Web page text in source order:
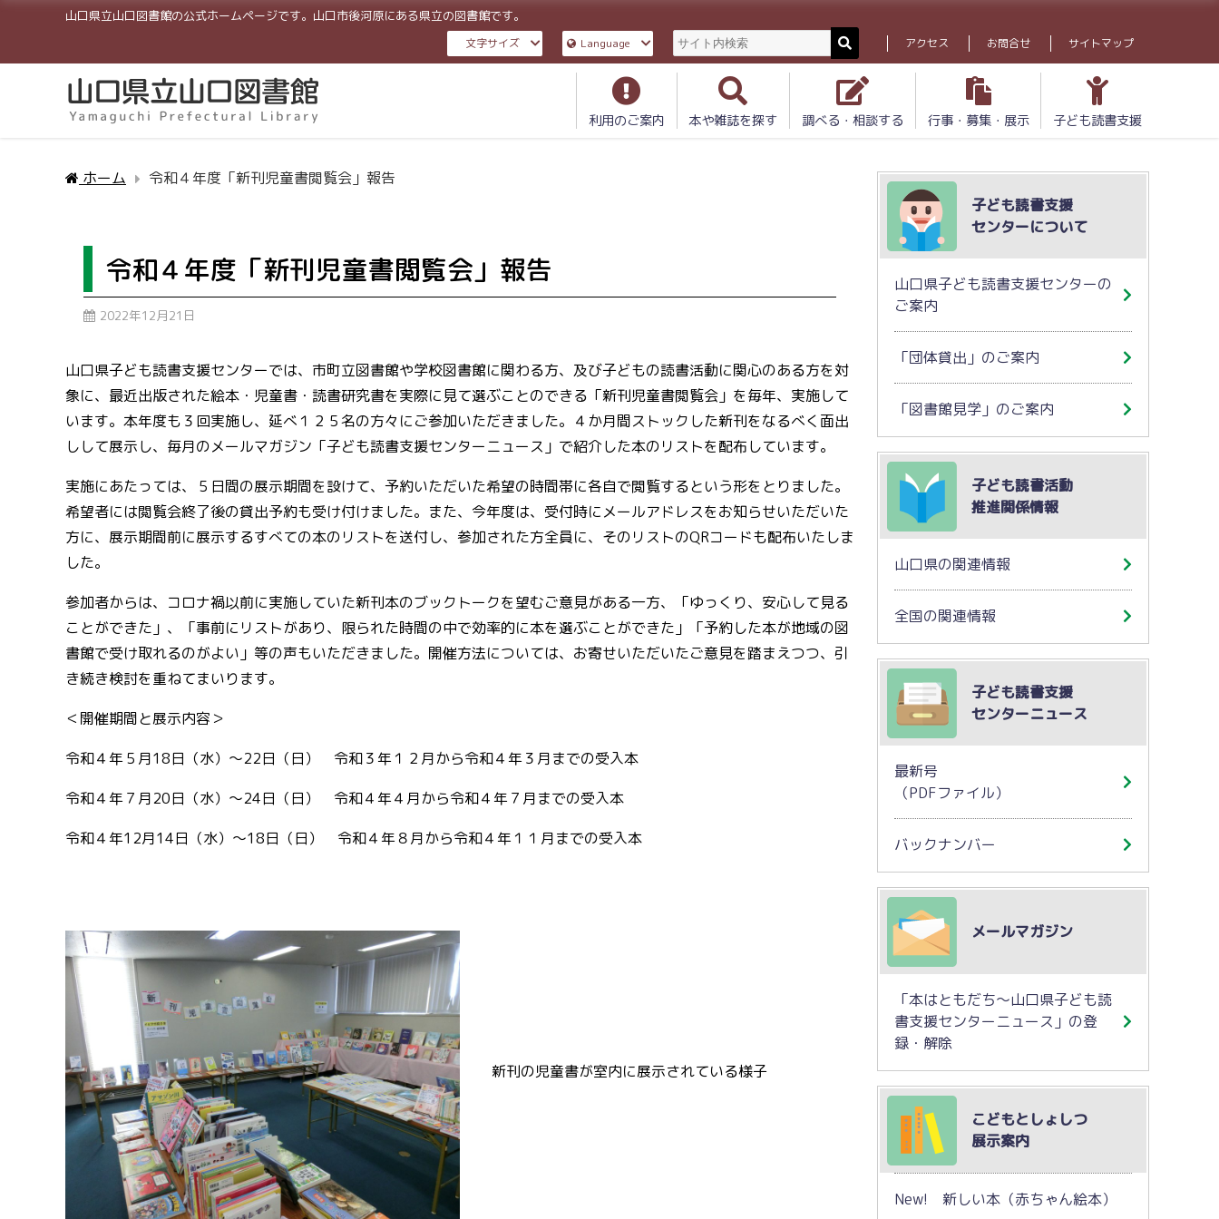
山口県立山口図書館の公式ホームページです。山口市後河原にある県立の図書館です。
文字サイズ Language アクセス お問合せ サイトマップ
利用のご案内 本や雑誌を探す 調べる・相談する 行事・募集・展示 子ども読書支援
ホーム 令和４年度「新刊児童書閲覧会」報告
令和４年度「新刊児童書閲覧会」報告
2022年12月21日
山口県子ども読書支援センターでは、市町立図書館や学校図書館に関わる方、及び子どもの読書活動に関心のある方を対
象に、最近出版された絵本・児童書・読書研究書を実際に見て選ぶことのできる「新刊児童書閲覧会」を毎年、実施して
います。本年度も３回実施し、延べ１２５名の方々にご参加いただきました。４か月間ストックした新刊をなるべく面出
しして展示し、毎月のメールマガジン「子ども読書支援センターニュース」で紹介した本のリストを配布しています。
実施にあたっては、５日間の展示期間を設けて、予約いただいた希望の時間帯に各自で閲覧するという形をとりました。
希望者には閲覧会終了後の貸出予約も受け付けました。また、今年度は、受付時にメールアドレスをお知らせいただいた
方に、展示期間前に展示するすべての本のリストを送付し、参加された方全員に、そのリストのQRコードも配布いたしま
した。
参加者からは、コロナ禍以前に実施していた新刊本のブックトークを望むご意見がある一方、「ゆっくり、安心して見る
ことができた」、「事前にリストがあり、限られた時間の中で効率的に本を選ぶことができた」「予約した本が地域の図
書館で受け取れるのがよい」等の声もいただきました。開催方法については、お寄せいただいたご意見を踏まえつつ、引
き続き検討を重ねてまいります。
＜開催期間と展示内容＞
令和４年５月18日（水）～22日（日） 令和３年１２月から令和４年３月までの受入本
令和４年７月20日（水）～24日（日） 令和４年４月から令和４年７月までの受入本
令和４年12月14日（水）～18日（日） 令和４年８月から令和４年１１月までの受入本
新刊の児童書が室内に展示されている様子
子ども読書支援
センターについて
山口県子ども読書支援センターの
ご案内
「団体貸出」のご案内
「図書館見学」のご案内
子ども読書活動
推進関係情報
山口県の関連情報
全国の関連情報
子ども読書支援
センターニュース
最新号
（PDFファイル）
バックナンバー
メールマガジン
「本はともだち～山口県子ども読
書支援センターニュース」の登
録・解除
こどもとしょしつ
展示案内
New! 新しい本（赤ちゃん絵本）